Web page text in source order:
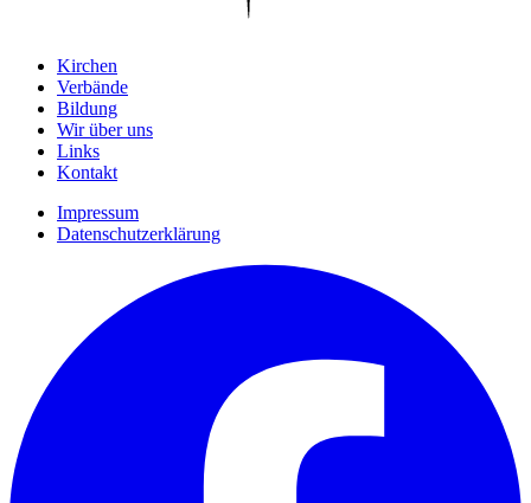
Kirchen
Verbände
Bildung
Wir über uns
Links
Kontakt
Impressum
Datenschutzerklärung